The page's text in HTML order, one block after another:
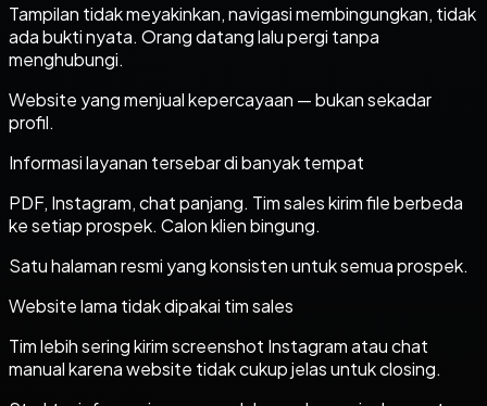
Tampilan tidak meyakinkan, navigasi membingungkan, tidak
ada bukti nyata. Orang datang lalu pergi tanpa
menghubungi.
Website yang menjual kepercayaan — bukan sekadar
profil.
Informasi layanan tersebar di banyak tempat
PDF, Instagram, chat panjang. Tim sales kirim file berbeda
ke setiap prospek. Calon klien bingung.
Satu halaman resmi yang konsisten untuk semua prospek.
Website lama tidak dipakai tim sales
Tim lebih sering kirim screenshot Instagram atau chat
manual karena website tidak cukup jelas untuk closing.